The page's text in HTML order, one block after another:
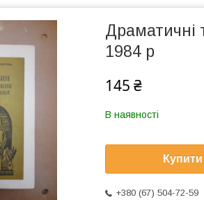
Драматичні
1984 р
145 ₴
В наявності
Купити
+380 (67) 504-72-59